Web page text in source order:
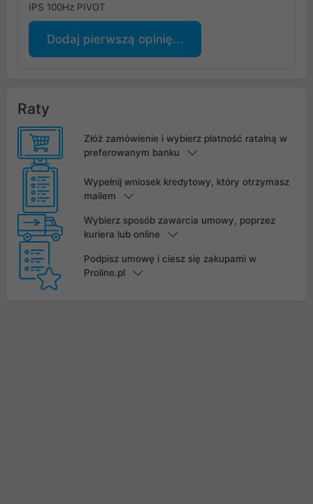
IPS 100Hz PIVOT
Dodaj pierwszą opinię...
Raty
Złóż zamówienie i wybierz płatność ratalną w
preferowanym banku
Wypełnij wniosek kredytowy, który otrzymasz
mailem
Wybierz sposób zawarcia umowy, poprzez
kuriera lub online
Podpisz umowę i ciesz się zakupami w
Proline.pl